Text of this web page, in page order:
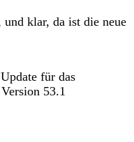
klar, da ist die neue
für das
53.1